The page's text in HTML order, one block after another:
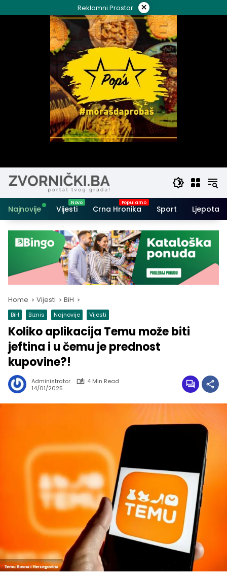
to
Reklamni Prostor ×
Najnovije Vijesti Crna Hronika Sport Ljepota i
Home Vijesti BiH
BiH Biznis Najnovije Vijesti
Koliko aplikacija Temu može biti
jeftina i u čemu je prednost
kupovine?!
Administrator
4 Min Read
14/01/2025